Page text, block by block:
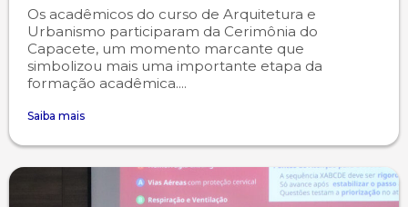
Os acadêmicos do curso de Arquitetura e
Urbanismo participaram da Cerimônia do
Capacete, um momento marcante que
simbolizou mais uma importante etapa da
formação acadêmica....
Saiba mais